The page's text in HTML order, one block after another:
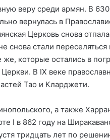
веру среди армян. В
вернулась в
Церковь снова
снова стали
же, которые остались в
В IX веке
Тао и Кларджети.
а также
I в 862 году на
тридцать лет по